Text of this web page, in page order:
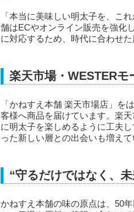
「本当に美味しい明太子を、こ
舗はECやオンライン販売を強化
に対応するため、時代に合わせた
楽天市場・WESTERモ
「かねすえ本舗 楽天市場店」を
客様へ商品を届けています。楽
に明太子を楽しめるように工夫
った新しい層との出会いも増えて
“守るだけではなく、
かねすえ本舗の味の原点は、50